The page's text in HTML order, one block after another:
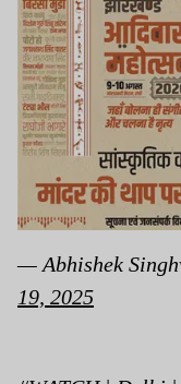
— Abhishek
19, 2025